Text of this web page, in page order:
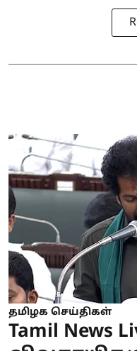
தமிழக செய்திகள்
Tamil News